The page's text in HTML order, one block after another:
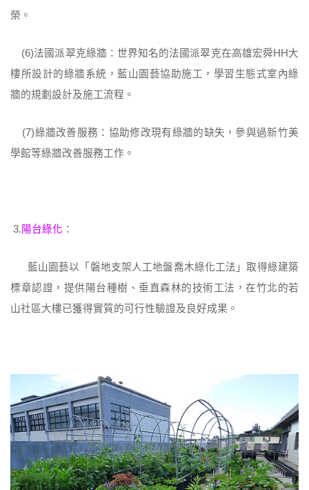
榮。
(6)法國派翠克綠牆：世界知名的法國派翠克在高雄宏舜HH大
樓所設計的綠牆系統，藍山園藝協助施工，學習生態式室內綠
牆的規劃設計及施工流程。
(7)綠牆改善服務：協助修改現有綠牆的缺失，參與過新竹美
學館等綠牆改善服務工作。
3.陽台綠化 ：
藍山園藝以「磐地支架人工地盤喬木綠化工法」取得綠建築
標章認證，提供陽台種樹、垂直森林的技術工法，在竹北的若
山社區大樓已獲得實質的可行性驗證及良好成果。